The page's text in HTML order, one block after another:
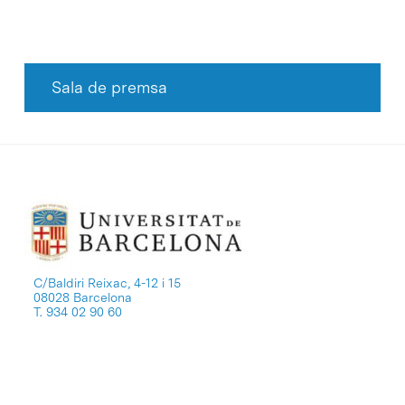
Sala de premsa
C/Baldiri Reixac, 4-12 i 15
08028 Barcelona
T. 934 02 90 60